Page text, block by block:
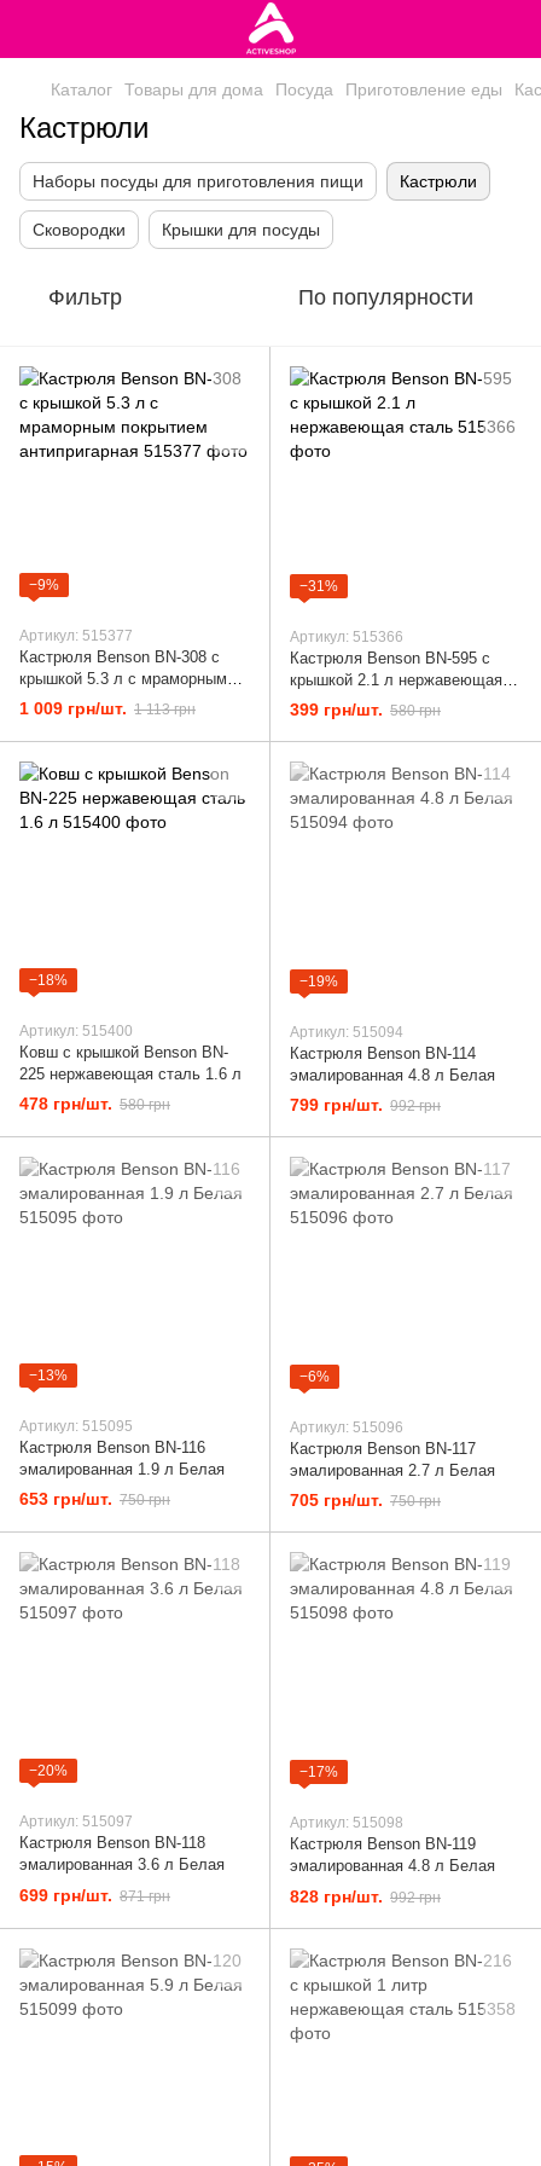
Каталог Товары для дома Посуда Приготовление еды
Кастрюли
Наборы посуды для приготовления пищи Кастрюли
Сковородки Крышки для посуды
Фильтр По популярности
−9%
Артикул: 515377
Кастрюля Benson BN-308 с
крышкой 5.3 л с мраморным
покрытием антипригарная
1 009 грн/шт. 1 113 грн
−31%
Артикул: 515366
Кастрюля Benson BN-595 с
крышкой 2.1 л нержавеющая
сталь
399 грн/шт. 580 грн
−18%
Артикул: 515400
Ковш с крышкой Benson BN-
225 нержавеющая сталь 1.6 л
478 грн/шт. 580 грн
−19%
Артикул: 515094
Кастрюля Benson BN-114
эмалированная 4.8 л Белая
799 грн/шт. 992 грн
−13%
Артикул: 515095
Кастрюля Benson BN-116
эмалированная 1.9 л Белая
653 грн/шт. 750 грн
−6%
Артикул: 515096
Кастрюля Benson BN-117
эмалированная 2.7 л Белая
705 грн/шт. 750 грн
−20%
Артикул: 515097
Кастрюля Benson BN-118
эмалированная 3.6 л Белая
699 грн/шт. 871 грн
−17%
Артикул: 515098
Кастрюля Benson BN-119
эмалированная 4.8 л Белая
828 грн/шт. 992 грн